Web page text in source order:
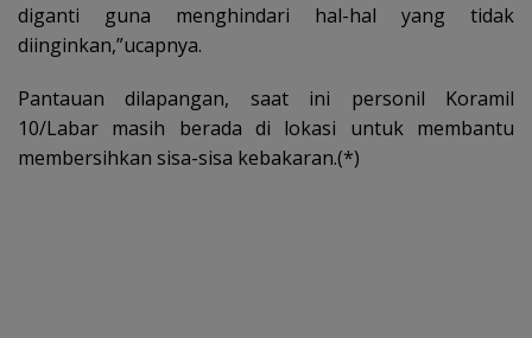
diganti guna menghindari hal-hal yang tidak
diinginkan,”ucapnya.
Pantauan dilapangan, saat ini personil Koramil
10/Labar masih berada di lokasi untuk membantu
membersihkan sisa-sisa kebakaran.(*)